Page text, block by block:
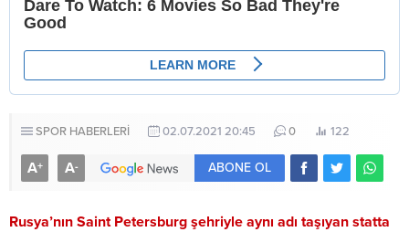
SPOR HABERLERİ 02.07.2021 20:45 0 122
A+ A- ABONE OL
Rusya’nın Saint Petersburg şehriyle aynı adı taşıyan statta